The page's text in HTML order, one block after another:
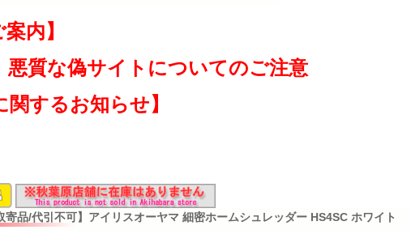
内】
悪質な偽サイトについてのご注意
関するお知らせ】
寄品/代引不可】アイリスオーヤマ 細密ホームシュレッダー HS4SC ホワイト